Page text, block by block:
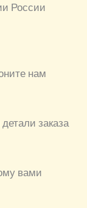
России
нам
заказа
вами